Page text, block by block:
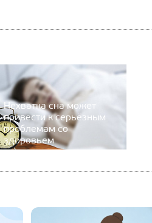
Нехватка сна может
привести к серьёзным
проблемам со
здоровьем